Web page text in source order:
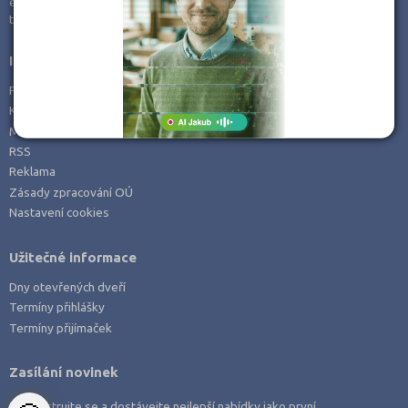
Zemědělské a ekologické
tel:
+420 606 411 115
Informace
Prohlášení o přístupnosti
Kontakt
Mapa serveru
RSS
Reklama
Zásady zpracování OÚ
Nastavení cookies
Užitečné informace
Dny otevřených dveří
Termíny přihlášky
Termíny přijímaček
Zasílání novinek